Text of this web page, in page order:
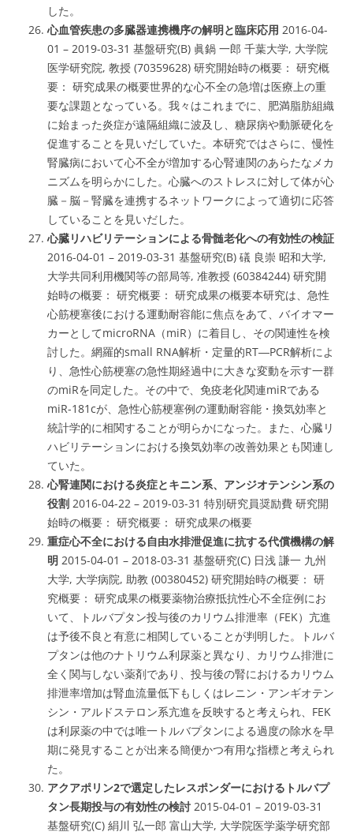
した。
心血管疾患の多臓器連携機序の解明と臨床応用 2016-04-
01 – 2019-03-31 基盤研究(B) 眞鍋 一郎 千葉大学, 大学院
医学研究院, 教授 (70359628) 研究開始時の概要： 研究概
要： 研究成果の概要世界的な心不全の急増は医療上の重
要な課題となっている。我々はこれまでに、肥満脂肪組織
に始まった炎症が遠隔組織に波及し、糖尿病や動脈硬化を
促進することを見いだしていた。本研究ではさらに、慢性
腎臓病において心不全が増加する心腎連関のあらたなメカ
ニズムを明らかにした。心臓へのストレスに対して体が心
臓－脳－腎臓を連携するネットワークによって適切に応答
していることを見いだした。
心臓リハビリテーションによる骨髄老化への有効性の検証
2016-04-01 – 2019-03-31 基盤研究(B) 礒 良崇 昭和大学,
大学共同利用機関等の部局等, 准教授 (60384244) 研究開
始時の概要： 研究概要： 研究成果の概要本研究は、急性
心筋梗塞後における運動耐容能に焦点をあて、バイオマー
カーとしてmicroRNA（miR）に着目し、その関連性を検
討した。網羅的small RNA解析・定量的RT―PCR解析によ
り、急性心筋梗塞の急性期経過中に大きな変動を示す一群
のmiRを同定した。その中で、免疫老化関連miRである
miR-181cが、急性心筋梗塞例の運動耐容能・換気効率と
統計学的に相関することが明らかになった。また、心臓リ
ハビリテーションにおける換気効率の改善効果とも関連し
ていた。
心腎連関における炎症とキニン系、アンジオテンシン系の
役割 2016-04-22 – 2019-03-31 特別研究員奨励費 研究開
始時の概要： 研究概要： 研究成果の概要
重症心不全における自由水排泄促進に抗する代償機構の解
明 2015-04-01 – 2018-03-31 基盤研究(C) 日浅 謙一 九州
大学, 大学病院, 助教 (00380452) 研究開始時の概要： 研
究概要： 研究成果の概要薬物治療抵抗性心不全症例にお
いて、トルバプタン投与後のカリウム排泄率（FEK）亢進
は予後不良と有意に相関していることが判明した。トルバ
プタンは他のナトリウム利尿薬と異なり、カリウム排泄に
全く関与しない薬剤であり、投与後の腎におけるカリウム
排泄率増加は腎血流量低下もしくはレニン・アンギオテン
シン・アルドステロン系亢進を反映すると考えられ、FEK
は利尿薬の中では唯一トルバプタンによる過度の除水を早
期に発見することが出来る簡便かつ有用な指標と考えられ
た。
アクアポリン2で選定したレスポンダーにおけるトルバプ
タン長期投与の有効性の検討 2015-04-01 – 2019-03-31
基盤研究(C) 絹川 弘一郎 富山大学, 大学院医学薬学研究部